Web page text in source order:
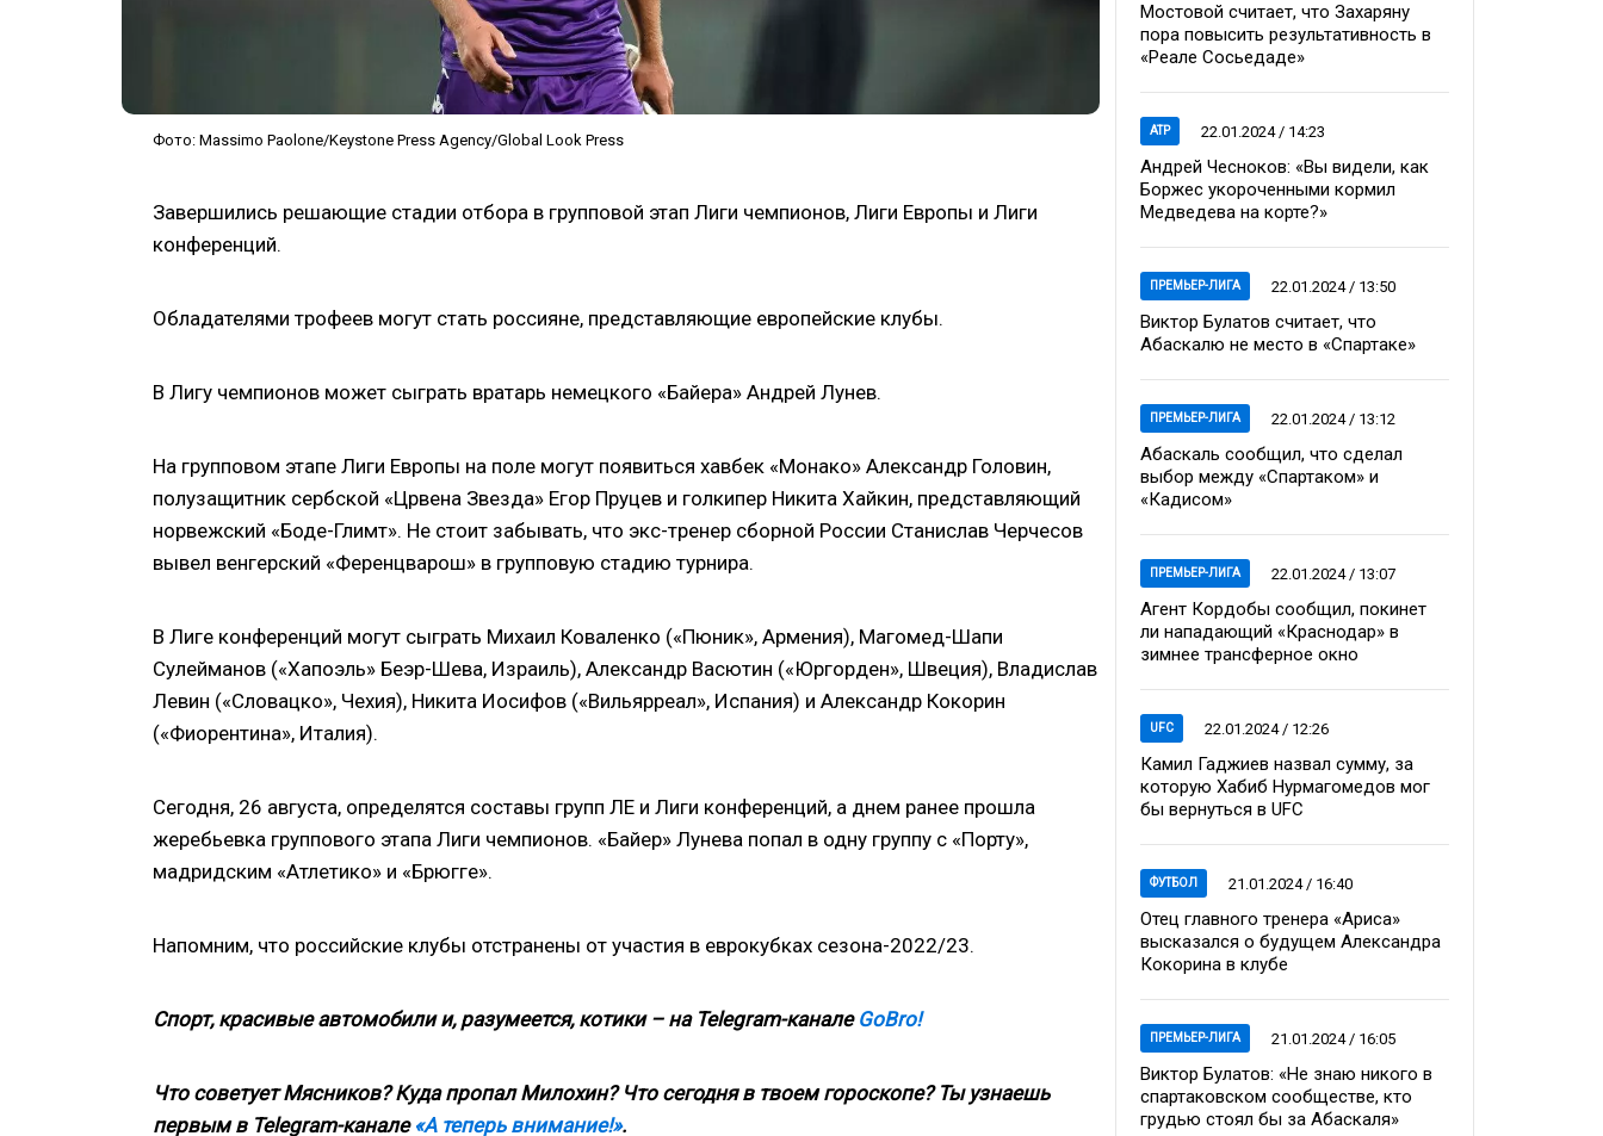
Фото: Massimo Paolone/Keystone Press Agency/Global Look Press
Завершились решающие стадии отбора в групповой этап Лиги чемпионов, Лиги Европы и Лиги
конференций.
Обладателями трофеев могут стать россияне, представляющие европейские клубы.
В Лигу чемпионов может сыграть вратарь немецкого «Байера» Андрей Лунев.
На групповом этапе Лиги Европы на поле могут появиться хавбек «Монако» Александр Головин,
полузащитник сербской «Црвена Звезда» Егор Пруцев и голкипер Никита Хайкин, представляющий
норвежский «Боде-Глимт». Не стоит забывать, что экс-тренер сборной России Станислав Черчесов
вывел венгерский «Ференцварош» в групповую стадию турнира.
В Лиге конференций могут сыграть Михаил Коваленко («Пюник», Армения), Магомед-Шапи
Сулейманов («Хапоэль» Беэр-Шева, Израиль), Александр Васютин («Юргорден», Швеция), Владислав
Левин («Словацко», Чехия), Никита Иосифов («Вильярреал», Испания) и Александр Кокорин
(«Фиорентина», Италия).
Сегодня, 26 августа, определятся составы групп ЛЕ и Лиги конференций, а днем ранее прошла
жеребьевка группового этапа Лиги чемпионов. «Байер» Лунева попал в одну группу с «Порту»,
мадридским «Атлетико» и «Брюгге».
Напомним, что российские клубы отстранены от участия в еврокубках сезона-2022/23.
Спорт, красивые автомобили и, разумеется, котики – на Telegram-канале GoBro!
Что советует Мясников? Куда пропал Милохин? Что сегодня в твоем гороскопе? Ты узнаешь
первым в Telegram-канале «А теперь внимание!».
Мостовой считает, что Захаряну
пора повысить результативность в
«Реале Сосьедаде»
ATP 22.01.2024 / 14:23
Андрей Чесноков: «Вы видели, как
Боржес укороченными кормил
Медведева на корте?»
ПРЕМЬЕР-ЛИГА 22.01.2024 / 13:50
Виктор Булатов считает, что
Абаскалю не место в «Спартаке»
ПРЕМЬЕР-ЛИГА 22.01.2024 / 13:12
Абаскаль сообщил, что сделал
выбор между «Спартаком» и
«Кадисом»
ПРЕМЬЕР-ЛИГА 22.01.2024 / 13:07
Агент Кордобы сообщил, покинет
ли нападающий «Краснодар» в
зимнее трансферное окно
UFC 22.01.2024 / 12:26
Камил Гаджиев назвал сумму, за
которую Хабиб Нурмагомедов мог
бы вернуться в UFC
ФУТБОЛ 21.01.2024 / 16:40
Отец главного тренера «Ариса»
высказался о будущем Александра
Кокорина в клубе
ПРЕМЬЕР-ЛИГА 21.01.2024 / 16:05
Виктор Булатов: «Не знаю никого в
спартаковском сообществе, кто
грудью стоял бы за Абаскаля»